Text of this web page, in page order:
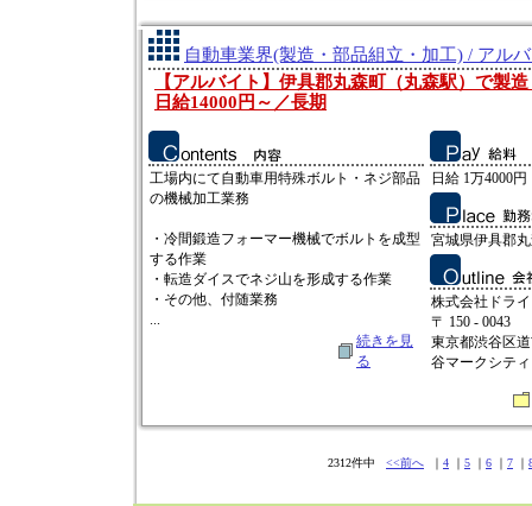
自動車業界(製造・部品組立・加工) / アル
【アルバイト】伊具郡丸森町（丸森駅）で製
日給14000円～／長期
工場内にて自動車用特殊ボルト・ネジ部品
の機械加工業務
・冷間鍛造フォーマー機械でボルトを成型
する作業
・転造ダイスでネジ山を形成する作業
・その他、付随業務
...
続きを見
る
日給 1万4000
宮城県伊具郡
株式会社ドラ
〒 150 - 0043
東京都渋谷区
谷マークシテ
2312件中 <<前へ ｜ 4 ｜ 5 ｜ 6 ｜ 7 ｜